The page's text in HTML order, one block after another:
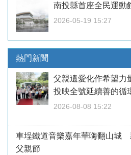
南投縣首座全民運
2026-05-19 15:27
熱門新聞
父親遺愛化作希望
投映全號延續善的循
2026-08-08 15:22
車埕鐵道音樂嘉年華嗨翻山城
父親節